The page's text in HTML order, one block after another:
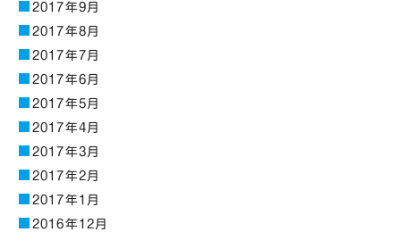
2017年9月
2017年8月
2017年7月
2017年6月
2017年5月
2017年4月
2017年3月
2017年2月
2017年1月
2016年12月